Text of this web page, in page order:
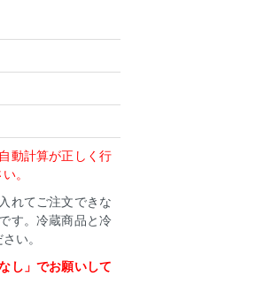
動計算が正しく行
。
れてご注文できな
す。冷蔵商品と冷
い。
し」でお願いして